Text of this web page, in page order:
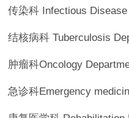
传染科 Infectious
结核病科 Tuberculosis
肿瘤科Oncology
急诊科Emergency